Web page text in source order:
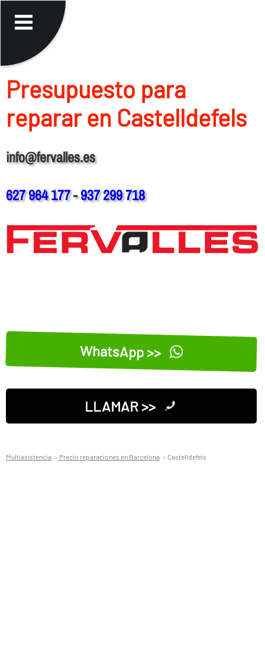
Presupuesto para
reparar en Castelldefels
info@fervalles.es
627 964 177-937 299 718
WhatsApp >>
LLAMAR >>
Multiasistencia Precio reparaciones en Barcelona Castelldefels